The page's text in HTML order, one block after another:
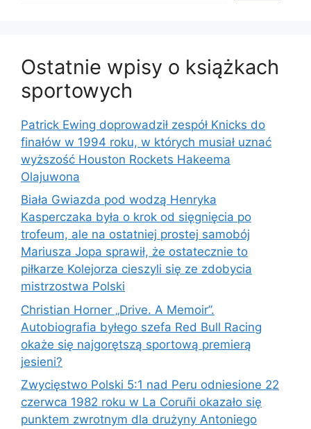
Ostatnie wpisy o książkach
sportowych
Patrick Ewing doprowadził zespół Knicks do
finałów w 1994 roku, w których musiał uznać
wyższość Houston Rockets Hakeema
Olajuwona
Biała Gwiazda pod wodzą Henryka
Kasperczaka była o krok od sięgnięcia po
trofeum, ale na ostatniej prostej samobój
Mariusza Jopa sprawił, że ostatecznie to
piłkarze Kolejorza cieszyli się ze zdobycia
mistrzostwa Polski
Christian Horner „Drive. A Memoir”.
Autobiografia byłego szefa Red Bull Racing
okaże się najgorętszą sportową premierą
jesieni?
Zwycięstwo Polski 5:1 nad Peru odniesione 22
czerwca 1982 roku w La Coruñi okazało się
punktem zwrotnym dla drużyny Antoniego